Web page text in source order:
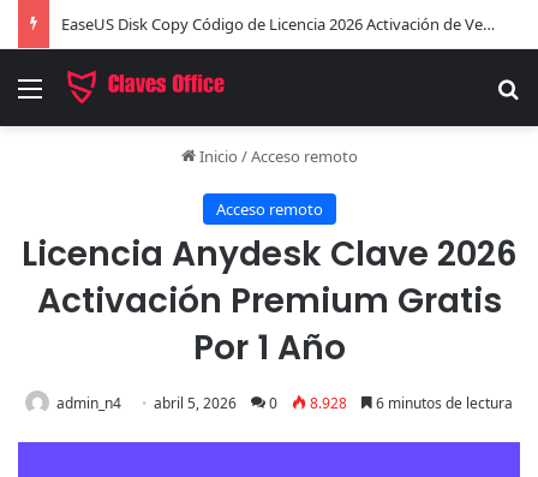
EaseUS Disk Copy Código de Licencia 2026 Activación de Versión Pro (Gratis)
Menú
Inicio /Acceso remoto
Acceso remoto
Licencia Anydesk Clave 2026
Activación Premium Gratis
Por 1 Año
admin_n4 abril 5, 2026 0 8.928 6 minutos de lectura